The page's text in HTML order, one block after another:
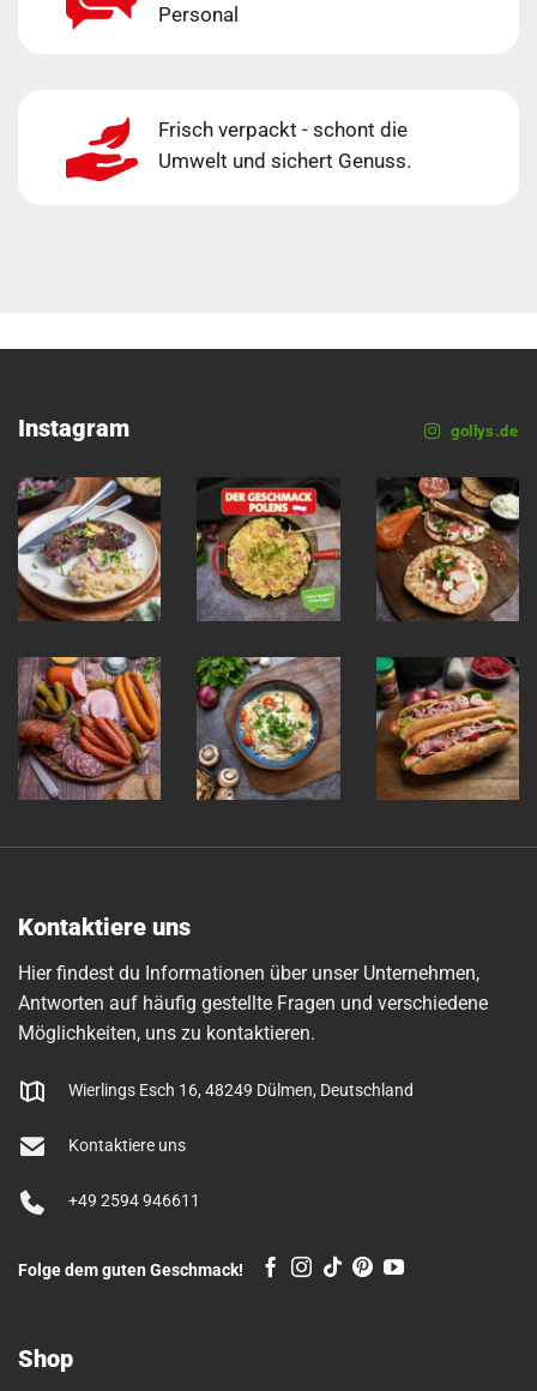
Personal
Frisch verpackt - schont die
Umwelt und sichert Genuss.
Instagram gollys.de
Kontaktiere uns
Hier findest du Informationen über unser Unternehmen,
Antworten auf häufig gestellte Fragen und verschiedene
Möglichkeiten, uns zu kontaktieren.
Wierlings Esch 16, 48249 Dülmen, Deutschland
Kontaktiere uns
+49 2594 946611
Folge dem guten Geschmack!
Shop